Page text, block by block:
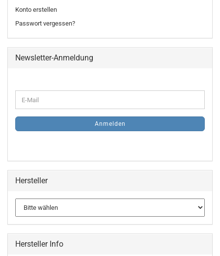
Konto erstellen
Passwort vergessen?
Newsletter-Anmeldung
ZUR
ANMELDUNG
E-
Mail
Anmelden
Hersteller
Hersteller Info